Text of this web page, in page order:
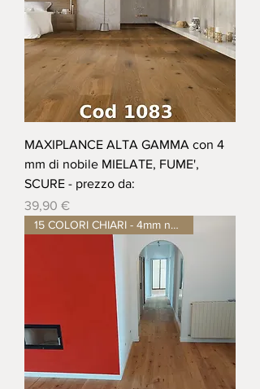
MAXIPLANCE ALTA GAMMA con 4
mm di nobile MIELATE, FUME',
SCURE - prezzo da:
Prezzo
39,90 €
15 COLORI CHIARI - 4mm nobile